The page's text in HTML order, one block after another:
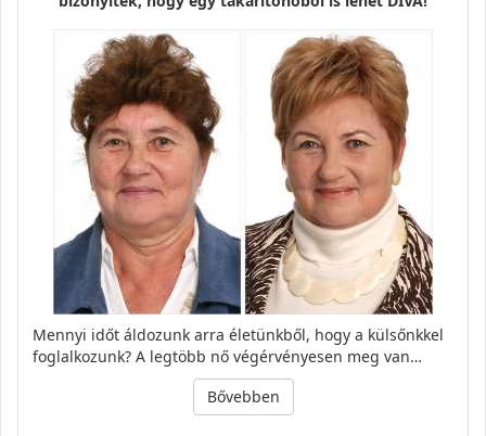
Mennyi időt áldozunk arra életünkből, hogy a külsőnkkel
foglalkozunk? A legtöbb nő végérvényesen meg van…
Bővebben